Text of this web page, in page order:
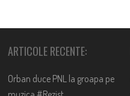
ARTICOLE RECENTE:
Orban duce PNL la groapa pe